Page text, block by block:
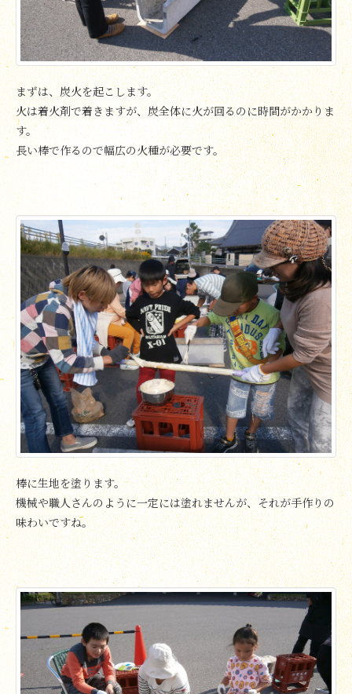
まずは、炭火を起こします。
火は着火剤で着きますが、炭全体に火が回るのに時間がかかりま
す。
長い棒で作るので幅広の火種が必要です。
棒に生地を塗ります。
機械や職人さんのように一定には塗れませんが、それが手作りの
味わいですね。